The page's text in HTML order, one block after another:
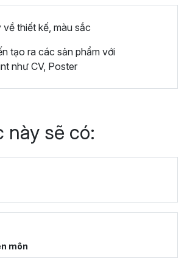
thiết kế, màu sắc
tạo ra các sản phẩm với
như CV, Poster
này sẽ có:
môn